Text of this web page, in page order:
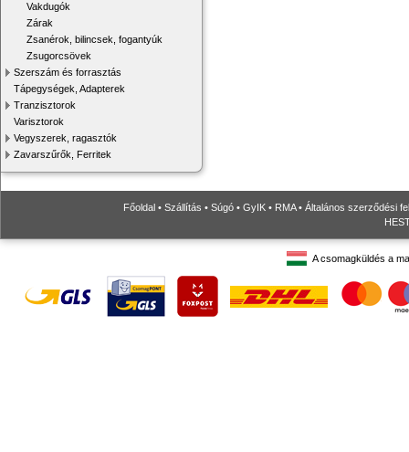
Vakdugók
Zárak
Zsanérok, bilincsek, fogantyúk
Zsugorcsövek
Szerszám és forrasztás
Tápegységek, Adapterek
Tranzisztorok
Varisztorok
Vegyszerek, ragasztók
Zavarszűrők, Ferritek
Főoldal • Szállítás • Súgó • GyIK • RMA• Általános szerződési
A csomagküldés a